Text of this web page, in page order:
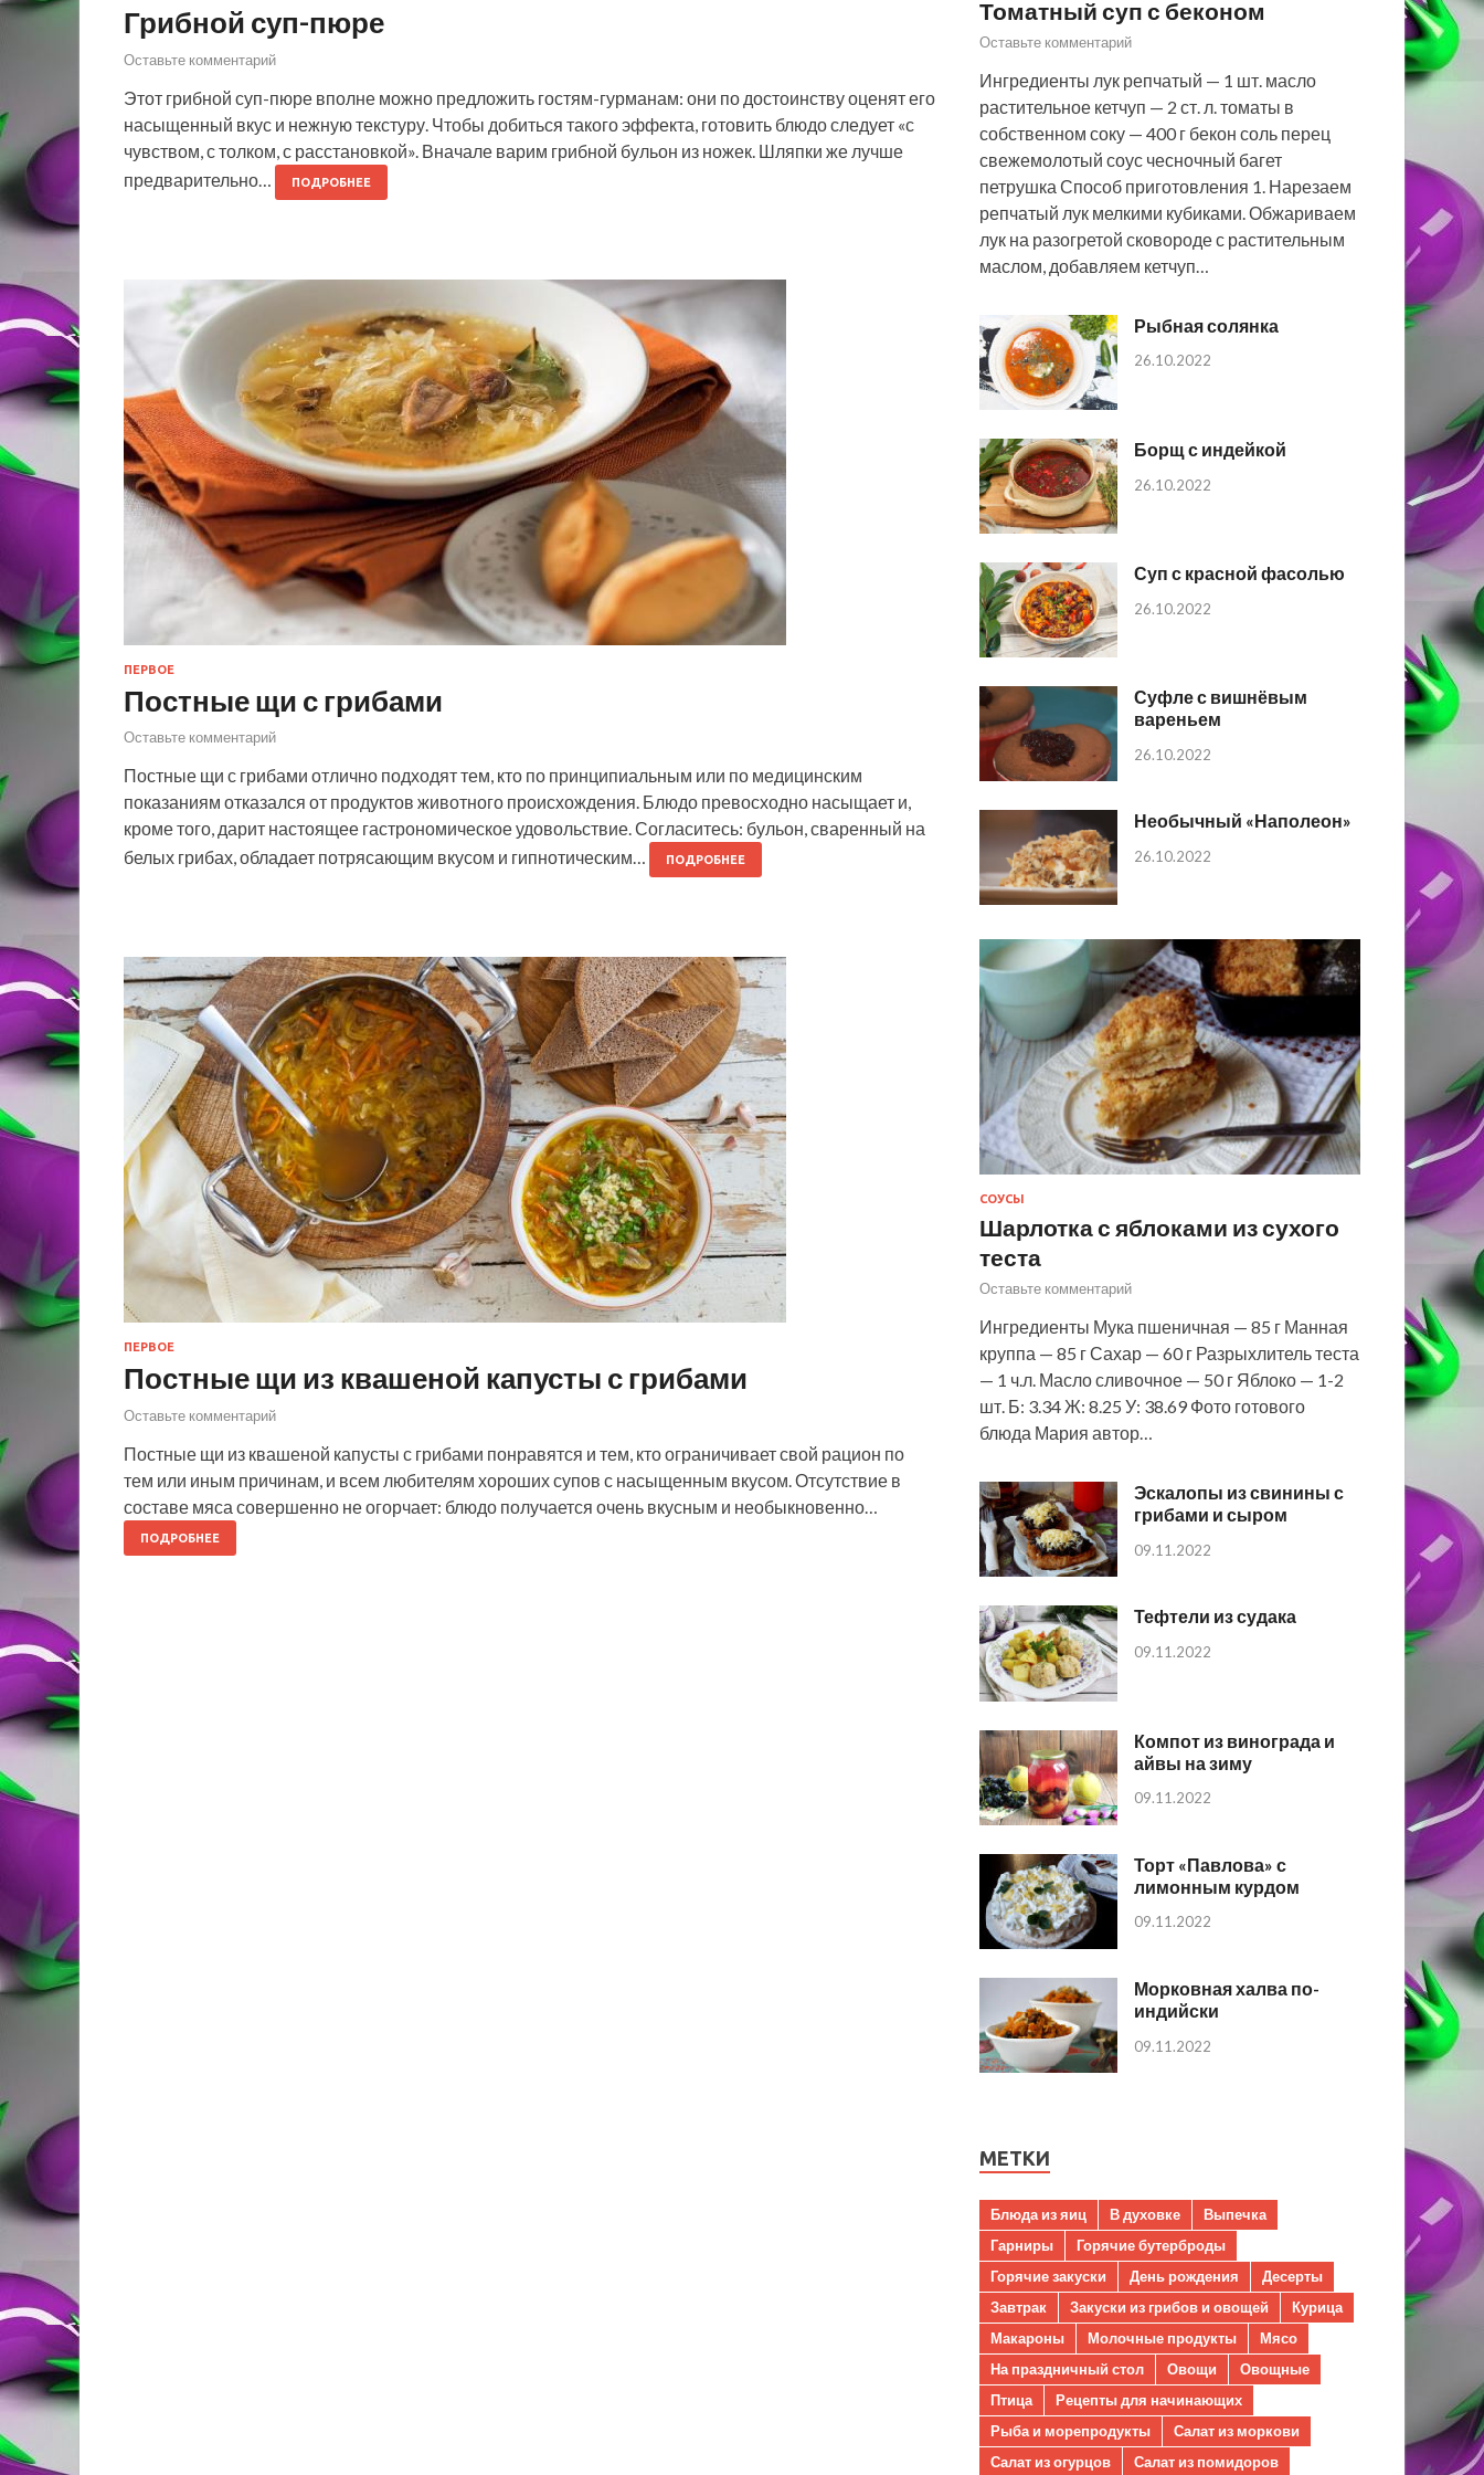
Грибной суп-пюре
Оставьте комментарий
Этот грибной суп-пюре вполне можно предложить гостям-гурманам: они по достоинству оценят его
насыщенный вкус и нежную текстуру. Чтобы добиться такого эффекта, готовить блюдо следует «с
чувством, с толком, с расстановкой». Вначале варим грибной бульон из ножек. Шляпки же лучше
предварительно…
ПОДРОБНЕЕ
ПЕРВОЕ
Постные щи с грибами
Оставьте комментарий
Постные щи с грибами отлично подходят тем, кто по принципиальным или по медицинским
показаниям отказался от продуктов животного происхождения. Блюдо превосходно насыщает и,
кроме того, дарит настоящее гастрономическое удовольствие. Согласитесь: бульон, сваренный на
белых грибах, обладает потрясающим вкусом и гипнотическим…
ПОДРОБНЕЕ
ПЕРВОЕ
Постные щи из квашеной капусты с грибами
Оставьте комментарий
Постные щи из квашеной капусты с грибами понравятся и тем, кто ограничивает свой рацион по
тем или иным причинам, и всем любителям хороших супов с насыщенным вкусом. Отсутствие в
составе мяса совершенно не огорчает: блюдо получается очень вкусным и необыкновенно…
ПОДРОБНЕЕ
Томатный суп с беконом
Оставьте комментарий
Ингредиенты лук репчатый — 1 шт. масло
растительное кетчуп — 2 ст. л. томаты в
собственном соку — 400 г бекон соль перец
свежемолотый соус чесночный багет
петрушка Способ приготовления 1. Нарезаем
репчатый лук мелкими кубиками. Обжариваем
лук на разогретой сковороде с растительным
маслом, добавляем кетчуп…
Рыбная солянка
26.10.2022
Борщ с индейкой
26.10.2022
Суп с красной фасолью
26.10.2022
Суфле с вишнёвым
вареньем
26.10.2022
Необычный «Наполеон»
26.10.2022
СОУСЫ
Шарлотка с яблоками из сухого
теста
Оставьте комментарий
Ингредиенты Мука пшеничная — 85 г Манная
круппа — 85 г Сахар — 60 г Разрыхлитель теста
— 1 ч.л. Масло сливочное — 50 г Яблоко — 1-2
шт. Б: 3.34 Ж: 8.25 У: 38.69 Фото готового
блюда Мария автор…
Эскалопы из свинины с
грибами и сыром
09.11.2022
Тефтели из судака
09.11.2022
Компот из винограда и
айвы на зиму
09.11.2022
Торт «Павлова» с
лимонным курдом
09.11.2022
Морковная халва по-
индийски
09.11.2022
МЕТКИ
Блюда из яиц В духовке
Выпечка
Гарниры
Горячие бутерброды
Горячие закуски
День рождения
Десерты
Завтрак
Закуски из грибов и овощей
Курица
Макароны
Молочные продукты
Мясо
На праздничный стол
Овощи
Овощные
Птица
Рецепты для начинающих
Рыба и морепродукты
Салат из моркови
Салат из огурцов
Салат из помидоров